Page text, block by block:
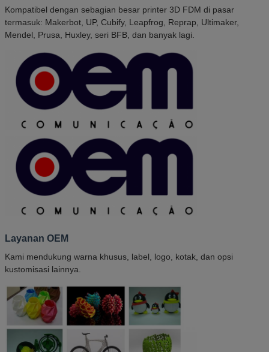
Kompatibel dengan sebagian besar printer 3D FDM di pasar
termasuk: Makerbot, UP, Cubify, Leapfrog, Reprap, Ultimaker,
Mendel, Prusa, Huxley, seri BFB, dan banyak lagi.
Layanan OEM
Kami mendukung warna khusus, label, logo, kotak, dan opsi
kustomisasi lainnya.